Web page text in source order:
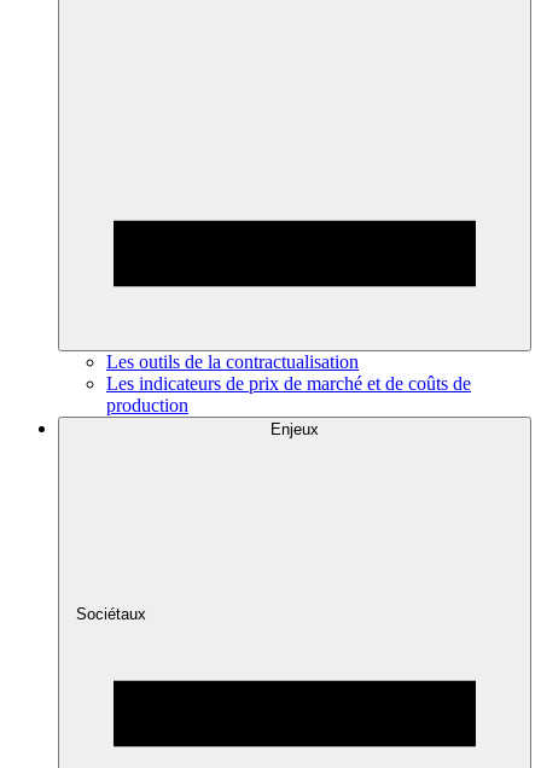
Les outils de la contractualisation
Les indicateurs de prix de marché et de coûts de
production
Enjeux
Sociétaux